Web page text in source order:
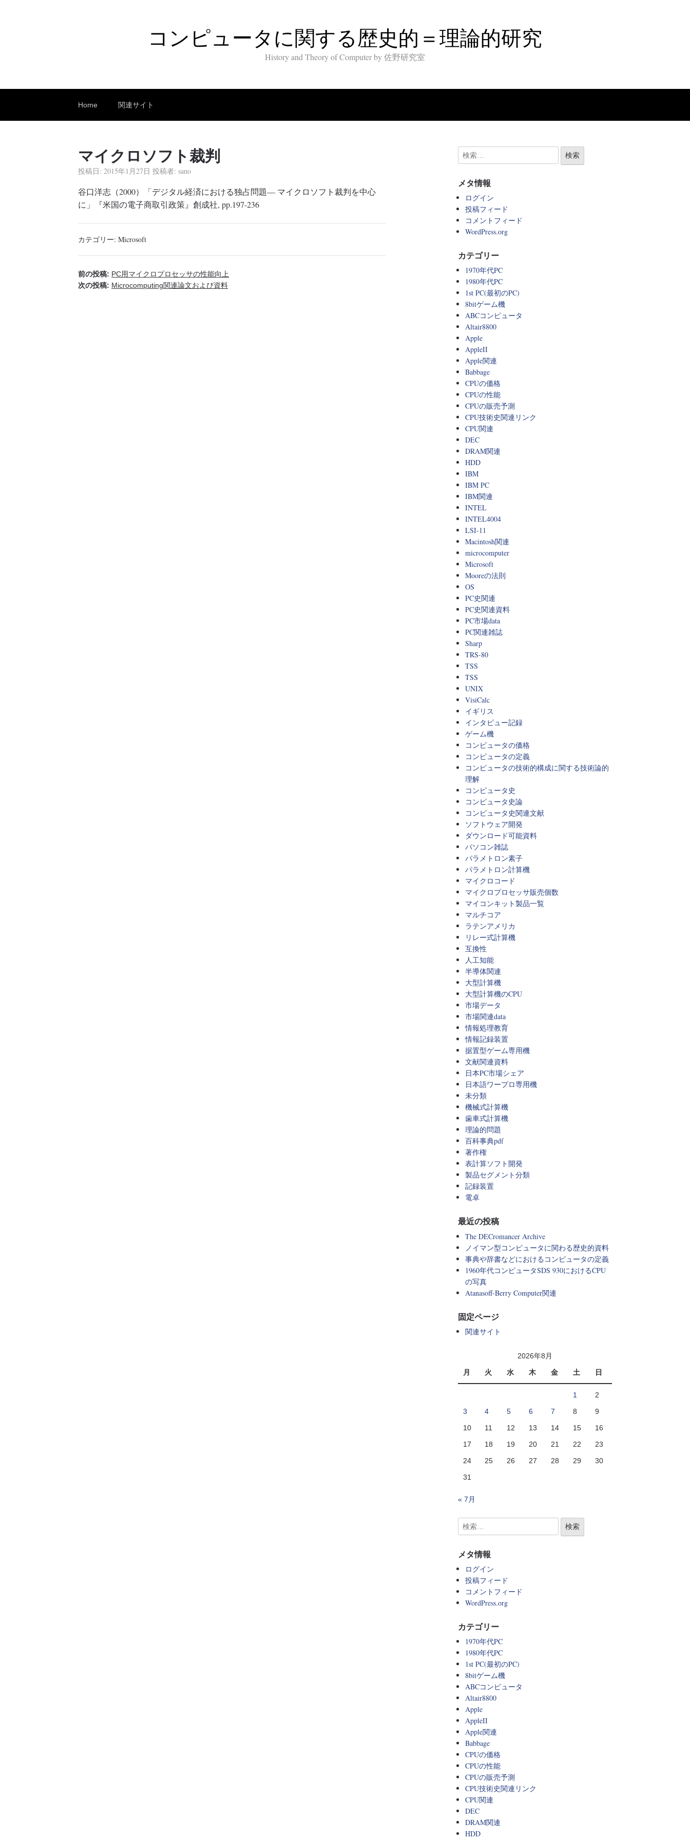
コンピュータに関する歴史的＝理論的研究
History and Theory of Computer by 佐野研究室
Home 関連サイト
マイクロソフト裁判
投稿日: 2015年1月27日 投稿者: sano
谷口洋志（2000）「デジタル経済における独占問題— マイクロソフト裁判を中心
に」『米国の電子商取引政策』創成社, pp.197-236
カテゴリー: Microsoft
前の投稿: PC用マイクロプロセッサの性能向上
次の投稿: Microcomputing関連論文および資料
メタ情報
ログイン
投稿フィード
コメントフィード
WordPress.org
カテゴリー
1970年代PC
1980年代PC
1st PC(最初のPC)
8bitゲーム機
ABCコンピュータ
Altair8800
Apple
AppleII
Apple関連
Babbage
CPUの価格
CPUの性能
CPUの販売予測
CPU技術史関連リンク
CPU関連
DEC
DRAM関連
HDD
IBM
IBM PC
IBM関連
INTEL
INTEL4004
LSI-11
Macintosh関連
microcomputer
Microsoft
Mooreの法則
OS
PC史関連
PC史関連資料
PC市場data
PC関連雑誌
Sharp
TRS-80
TSS
TSS
UNIX
VisiCalc
イギリス
インタビュー記録
ゲーム機
コンピュータの価格
コンピュータの定義
コンピュータの技術的構成に関する技術論的
理解
コンピュータ史
コンピュータ史論
コンピュータ史関連文献
ソフトウェア開発
ダウンロード可能資料
パソコン雑誌
パラメトロン素子
パラメトロン計算機
マイクロコード
マイクロプロセッサ販売個数
マイコンキット製品一覧
マルチコア
ラテンアメリカ
リレー式計算機
互換性
人工知能
半導体関連
大型計算機
大型計算機のCPU
市場データ
市場関連data
情報処理教育
情報記録装置
据置型ゲーム専用機
文献関連資料
日本PC市場シェア
日本語ワープロ専用機
未分類
機械式計算機
歯車式計算機
理論的問題
百科事典pdf
著作権
表計算ソフト開発
製品セグメント分類
記録装置
電卓
最近の投稿
The DECromancer Archive
ノイマン型コンピュータに関わる歴史的資料
事典や辞書などにおけるコンピュータの定義
1960年代コンピュータSDS 930におけるCPU
の写真
Atanasoff-Berry Computer関連
固定ページ
関連サイト
2026年8月
月
火 水 木 金 土 日
1
2
3
4 5 6 7 8
9
10
11 12 13 14 15
16
17
18 19 20 21 22
23
24
25 26 27 28 29
30
31
« 7月
メタ情報
ログイン
投稿フィード
コメントフィード
WordPress.org
カテゴリー
1970年代PC
1980年代PC
1st PC(最初のPC)
8bitゲーム機
ABCコンピュータ
Altair8800
Apple
AppleII
Apple関連
Babbage
CPUの価格
CPUの性能
CPUの販売予測
CPU技術史関連リンク
CPU関連
DEC
DRAM関連
HDD